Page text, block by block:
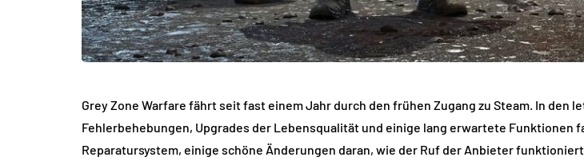
Grey Zone Warfare fährt seit fast einem Jahr durch den frühen Zugang zu Steam. In den
Fehlerbehebungen, Upgrades der Lebensqualität und einige lang erwartete Funktionen
Reparatursystem, einige schöne Änderungen daran, wie der Ruf der Anbieter